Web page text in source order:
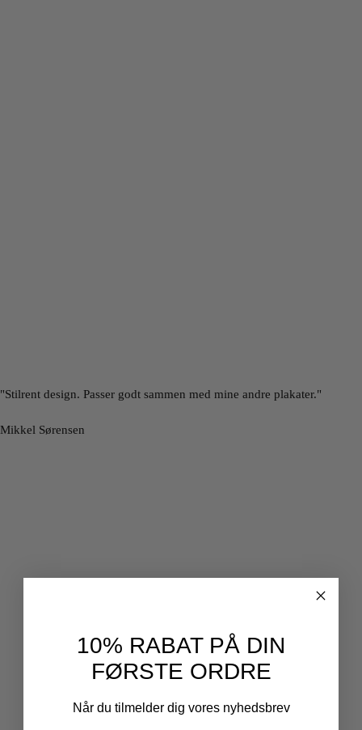
"Stilrent design. Passer godt sammen med mine andre plakater."
Mikkel Sørensen
10% RABAT PÅ DIN
FØRSTE ORDRE
Når du tilmelder dig vores nyhedsbrev